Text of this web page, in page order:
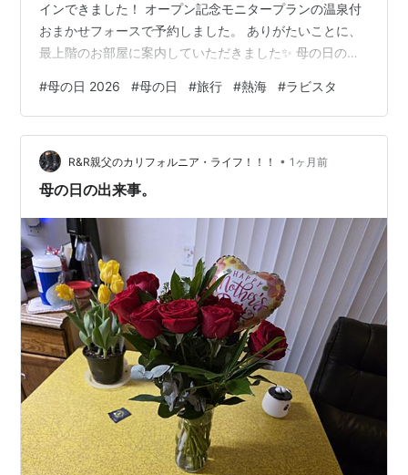
インできました！ オープン記念モニタープランの温泉付
おまかせフォースで予約しました。 ありがたいことに、
最上階のお部屋に案内していただきました✨ 母の日のお
のかもしれないです。 部屋はとっても広くて、感動しま
した…！ 最大客数4人ということで、別室にシングルベッ
ドが２つあるベッドルームがありました。 母のお祝い旅
行なのに、私の方がはしゃいでいたかもしれないです
(^^;; 少し部屋でゆっくりしたら、フリーラウンジへ。
#母の日 2026 #母の日 #旅行 #熱海 #ラビスタ
R&R親父のカリフォルニア・ライフ！！！ • 1ヶ月前
母の日の出来事。